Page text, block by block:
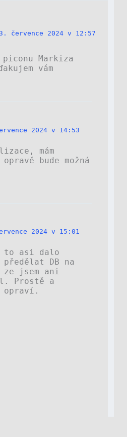
července 2024 v 12:57
Markiza
vám
2024 v 14:53
mám
bude možná
2024 v 15:01
to asi dalo
předělat DB na
jsem ani
Prostě a
opraví.